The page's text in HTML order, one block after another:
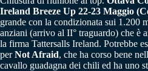
Ireland Breeze Up 22-23 Maggio
grande con la condizionata sui 1.200
anziani (arrivo al II° traguardo) che è
la firma Tattersalls Ireland. Potrebbe
perNot Afraid, che ha corso bene
cavallo guadagna dei chili ed ha uno